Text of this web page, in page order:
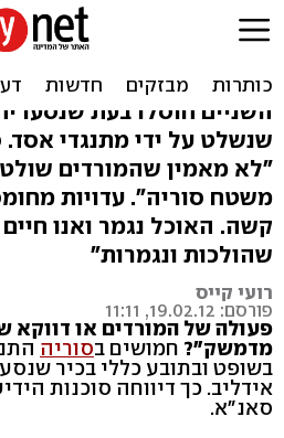
סוריה: חמושים
בשופט ובתובע
השניים חוסלו בעת שנסעו
שנשלט על ידי מתנגדי
משטח סוריה". עדויות
קשה. האוכל נגמר ואנו
שהולכות ונגמרות"
רועי קייס
פורסם: 19.02.12, 11:11
פעולה של המורדים או דווקא
מדמשק"? חמושים בסוריה
בשופט ובתובע כללי בכיר
אידליב. כך דיווחה סוכנות
סאנ"א.